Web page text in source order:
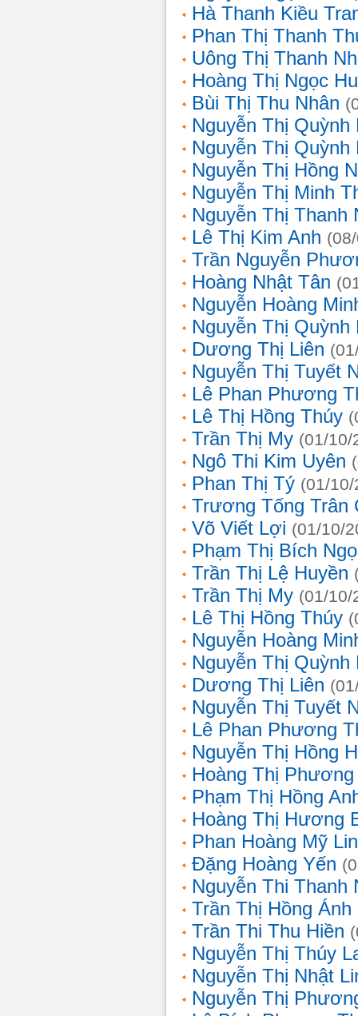
Hà Thanh Kiều
Phan Thị Thanh
Uông Thị Thanh
Hoàng Thị Ngọc
Bùi Thị Thu Nhân
Nguyễn Thị Quỳnh
Nguyễn Thị Quỳnh
Nguyễn Thị Hồng
Nguyễn Thị Minh
Nguyễn Thị Thanh
Lê Thị Kim Anh
Trần Nguyễn
Hoàng Nhật Tân
Nguyễn Hoàng
Nguyễn Thị Quỳnh
Dương Thị Liên
Nguyễn Thị Tuyết
Lê Phan Phương
Lê Thị Hồng Thúy
Trần Thị My (01/10/
Ngô Thi Kim Uyên
Phan Thị Tý (01/
Trương Tống Trân
Võ Viết Lợi (01/10/
Phạm Thị Bích
Trần Thị Lệ Huyền
Trần Thị My (01/10/
Lê Thị Hồng Thúy
Nguyễn Hoàng
Nguyễn Thị Quỳnh
Dương Thị Liên
Nguyễn Thị Tuyết
Lê Phan Phương
Nguyễn Thị Hồng
Hoàng Thị Phương
Phạm Thị Hồng
Hoàng Thị Hương
Phan Hoàng Mỹ
Đặng Hoàng Yến
Nguyễn Thi Thanh
Trần Thị Hồng Ánh
Trần Thi Thu Hiền
Nguyễn Thị Thúy
Nguyễn Thị Nhật
Nguyễn Thị